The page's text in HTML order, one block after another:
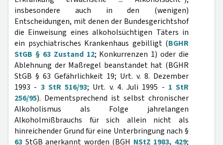
insbesondere auch in den (wenigen)
Entscheidungen, mit denen der Bundesgerichtshof
die Einweisung eines alkoholsüchtigen Täters in
ein psychiatrisches Krankenhaus gebilligt (BGHR
StGB § 63 Zustand 12; Konkurrenzen 1) oder die
Ablehnung der Maßregel beanstandet hat (BGHR
StGB § 63 Gefährlichkeit 19; Urt. v. 8. Dezember
1993 - 3 StR 516/93; Urt. v. 4. Juli 1995 - 1 StR
256/95). Dementsprechend ist selbst chronischer
Alkoholismus als Folge jahrelangen
Alkoholmißbrauchs für sich allein nicht als
hinreichender Grund für eine Unterbringung nach §
63 StGB anerkannt worden (BGH NStZ 1983, 429;